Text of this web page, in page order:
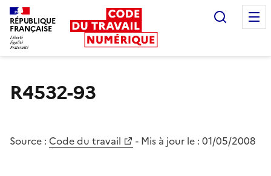
RÉPUBLIQUE
FRANÇAISE
R4532-93
Source : Code du travail - Mis à jour le : 01/05/2008